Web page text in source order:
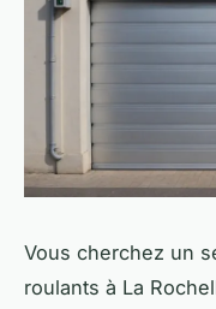
Vous cherchez un
roulants à La